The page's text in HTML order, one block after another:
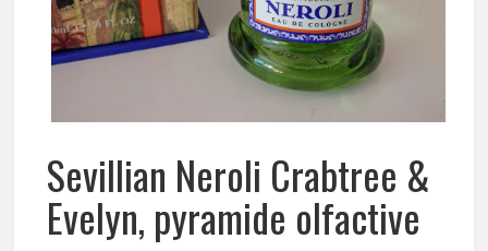
Sevillian Neroli Crabtree &
Evelyn, pyramide olfactive